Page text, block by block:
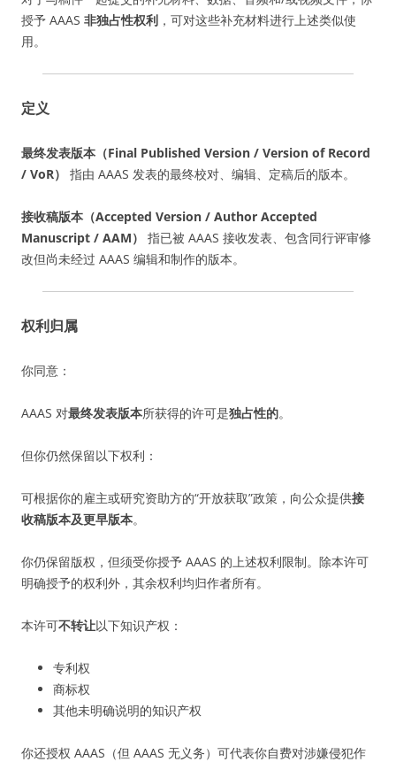
授予 AAAS 非独占性权利 ，可对这些补充材料进行上述类似使
用。
定义
最终发表版本（Final Published Version / Version of Record
/ VoR）
指由 AAAS 发表的最终校对、编辑、定稿后的版本。
接收稿版本（Accepted Version / Author Accepted
Manuscript / AAM）
指已被 AAAS 接收发表、包含同行评审修
改但尚未经过 AAAS 编辑和制作的版本。
权利归属
你同意：
AAAS 对最终发表版本所获得的许可是独占性的。
但你仍然保留以下权利：
可根据你的雇主或研究资助方的“开放获取”政策，向公众提供接
收稿版本及更早版本。
你仍保留版权，但须受你授予 AAAS 的上述权利限制。除本许可
明确授予的权利外，其余权利均归作者所有。
本许可不转让以下知识产权：
专利权
商标权
其他未明确说明的知识产权
你还授权 AAAS（但 AAAS 无义务）可代表你自费对涉嫌侵犯作